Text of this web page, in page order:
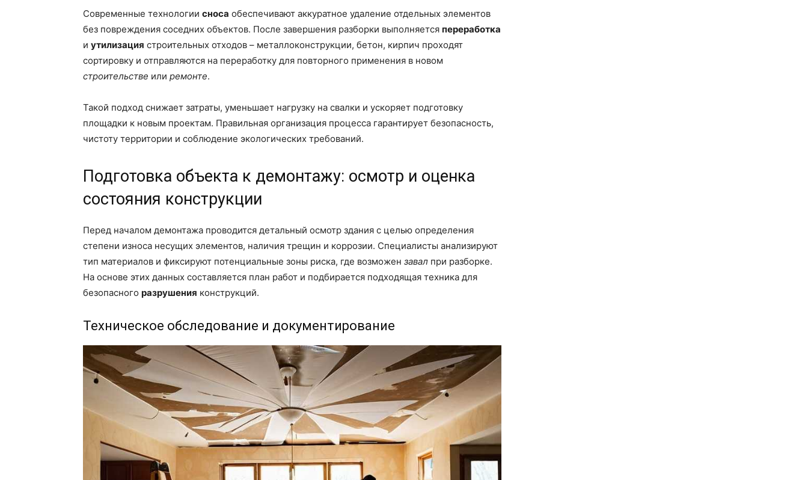
Современные технологии сноса обеспечивают аккуратное удаление отдельных элементов
без повреждения соседних объектов. После завершения разборки выполняется переработка
и утилизация строительных отходов – металлоконструкции, бетон, кирпич проходят
сортировку и отправляются на переработку для повторного применения в новом
строительстве или ремонте.
Такой подход снижает затраты, уменьшает нагрузку на свалки и ускоряет подготовку
площадки к новым проектам. Правильная организация процесса гарантирует безопасность,
чистоту территории и соблюдение экологических требований.
Подготовка объекта к демонтажу: осмотр и оценка
состояния конструкции
Перед началом демонтажа проводится детальный осмотр здания с целью определения
степени износа несущих элементов, наличия трещин и коррозии. Специалисты анализируют
тип материалов и фиксируют потенциальные зоны риска, где возможен завал при разборке.
На основе этих данных составляется план работ и подбирается подходящая техника для
безопасного разрушения конструкций.
Техническое обследование и документирование